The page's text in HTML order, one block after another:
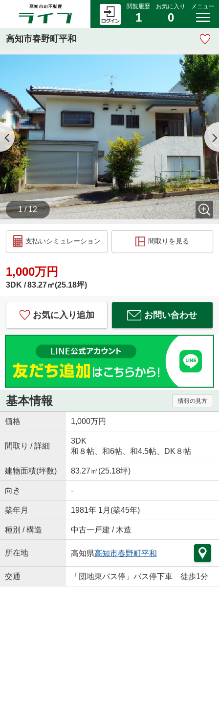
閲覧履歴
1
お気に入り
0
メニュー
高知市春野町平和
1 / 12
支払いシミュレーション 間取りを見る
1,000万円
3DK 83.27㎡(25.18坪)
お気に入り追加 お問い合わせ
基本情報 情報の見方
価格 1,000万円
間取り / 詳細
3DK
和８帖、和6帖、和4.5帖、DK８帖
建物面積(坪数) 83.27㎡(25.18坪)
向き -
築年月 1981年 1月(築45年)
種別 / 構造 中古一戸建 / 木造
所在地 高知県高知市春野町平和
交通 「団地東バス停」バス停下車 徒歩1分